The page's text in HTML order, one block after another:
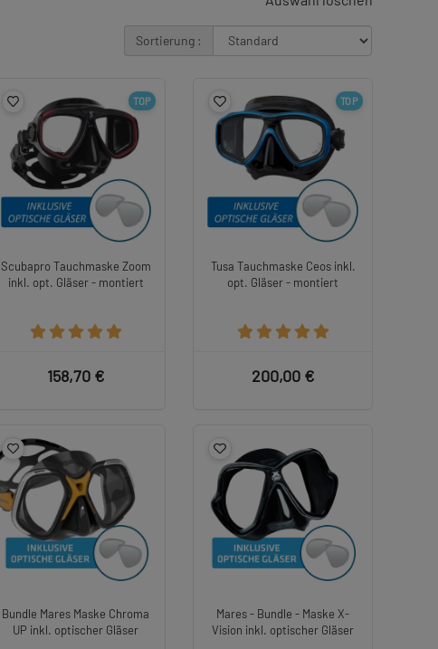
Sortierung :
TOP
Scubapro Tauchmaske Zoom
inkl. opt. Gläser - montiert
158,70 €
TOP
Tusa Tauchmaske Ceos inkl.
opt. Gläser - montiert
200,00 €
Bundle Mares Maske Chroma
UP inkl. optischer Gläser
Mares - Bundle - Maske X-
Vision inkl. optischer Gläser